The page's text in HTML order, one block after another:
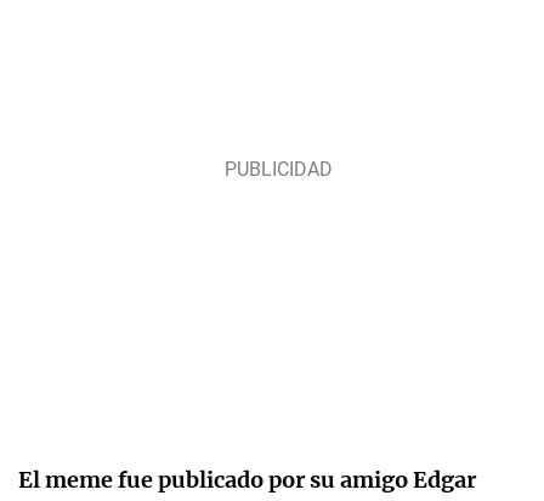
El meme fue publicado por su amigo Edgar